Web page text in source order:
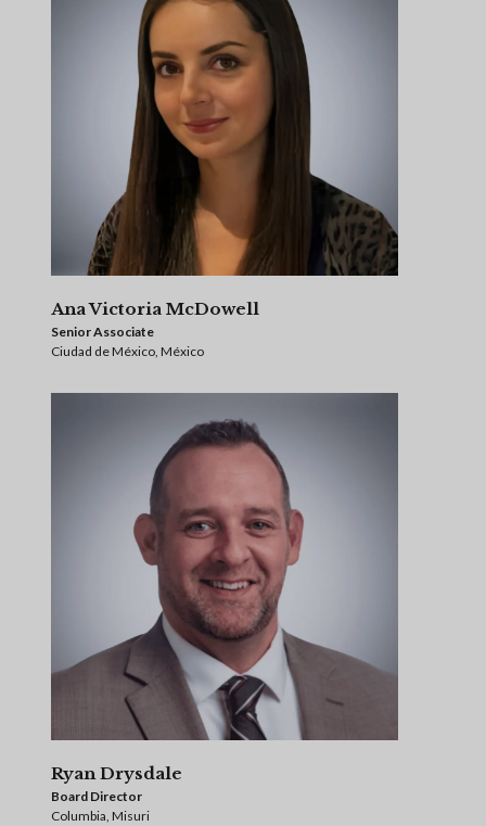
Ana Victoria McDowell
Senior Associate
Ciudad de México, México
Ryan Drysdale
Board Director
Columbia, Misuri